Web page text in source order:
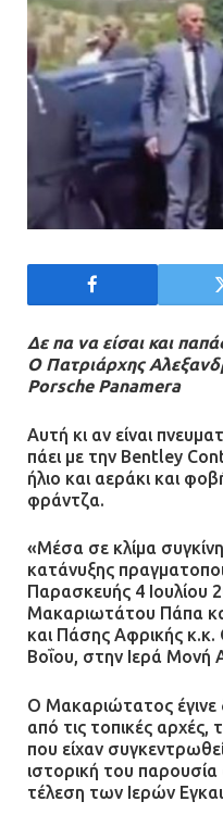
Δε πα να είσαι και
Ο Πατριάρχης
Porsche Panamera
Αυτή κι αν είναι
πάει με την Bentley
ήλιο και αεράκι και
φράντζα.
«Μέσα σε κλίμα
κατάνυξης
Παρασκευής 4 Ιουλίου
Μακαριωτάτου Πάπα
και Πάσης Αφρικής
Βοΐου, στην Ιερά Μονή
Ο Μακαριώτατος έγινε
από τις τοπικές αρχές,
που είχαν
ιστορική του
τέλεση των Ιερών